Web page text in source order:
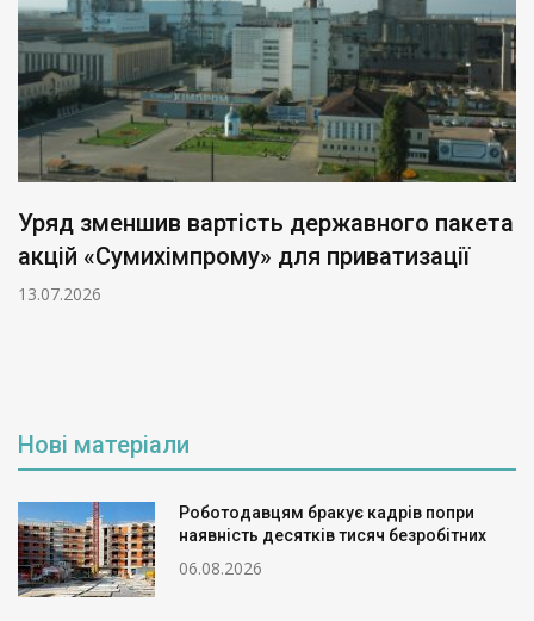
Уряд зменшив вартість державного пакета
акцій «Сумихімпрому» для приватизації
13.07.2026
Нові матеріали
Роботодавцям бракує кадрів попри
наявність десятків тисяч безробітних
06.08.2026